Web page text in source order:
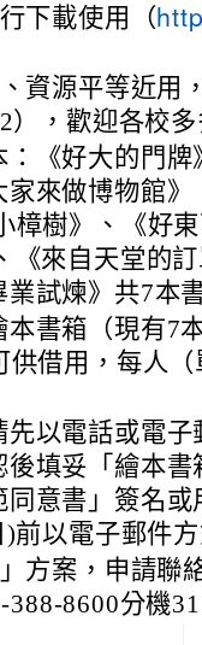
下載使用（
資源平等近用
），歡迎各校
：《好大的門
家來做博物館
樟樹》、《好
《來自天堂的
業試煉》共7本
本書箱（現有7
供借用，每人
先以電話或電
後填妥「繪本
同意書」簽名
前以電子郵件
方案，申請聯
388-8600分機